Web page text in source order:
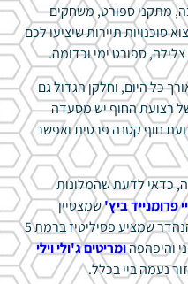
מתקני ספורט, משחקים
סוכנויות תיירות שיציעו לכם
ספורט ימי וכדומה.
כל היום, וחלקן הגדול גם
רצועת החוף יש מסעדה
חוף קטנה פרטית ואפשר
כדאי לדעת שהמלונות
פרומנייד ביץ'שמצטיין
הנהדר שמציע פסיליטיז ברמת 5
והיפהפהומריטים ג'ולי וילי
נעמה ביי בכלל.